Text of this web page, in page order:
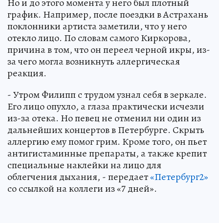
график. Например, после поездки в Астрахань
поклонники артиста заметили, что у него
отекло лицо. По словам самого Киркорова,
причина в том, что он переел черной икры, из-
за чего могла возникнуть аллергическая
реакция.
- Утром Филипп с трудом узнал себя в зеркале.
Его лицо опухло, а глаза практически исчезли
из-за отека. Но певец не отменил ни один из
дальнейших концертов в Петербурге. Скрыть
аллергию ему помог грим. Кроме того, он пьет
антигистаминные препараты, а также крепит
специальные наклейки на лицо для
облегчения дыхания, - передает«Петербург2»
со ссылкой на коллеги из «7 дней».